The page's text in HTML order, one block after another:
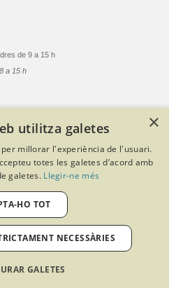
de 9 a 15 h
a 15 h
de Barcelona
cookies
Avís legal
Política de qualitat
amb Softeng Portal Builder
×
utilitza galetes
millorar l'experiència de l'usuari.
totes les galetes d’acord amb
galetes. Llegir-ne més
HO TOT
NECESSÀRIES
GALETES